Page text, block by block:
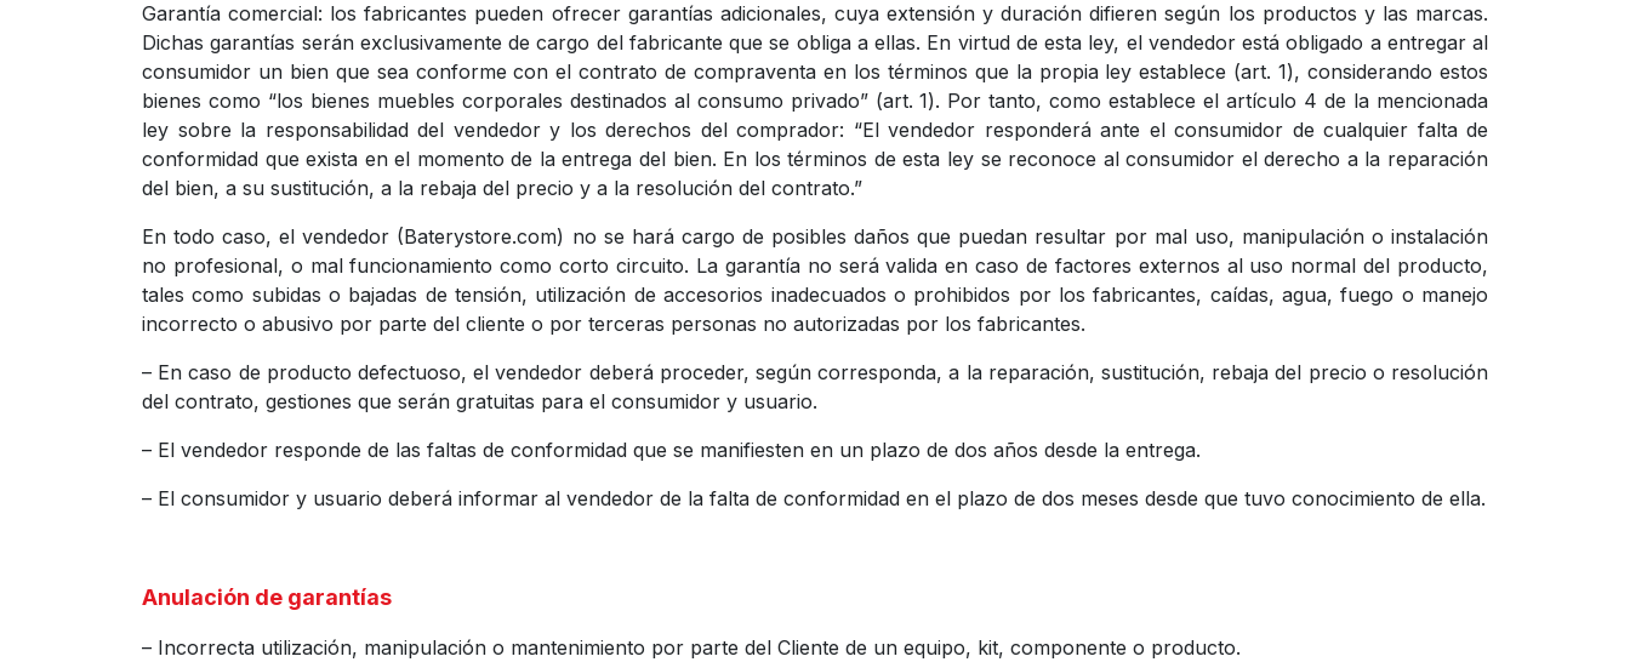
Garantía comercial: los fabricantes pueden ofrecer garantías adicionales, cuya extensión y duración difieren según los productos y las marcas.
Dichas garantías serán exclusivamente de cargo del fabricante que se obliga a ellas. En virtud de esta ley, el vendedor está obligado a entregar al
consumidor un bien que sea conforme con el contrato de compraventa en los términos que la propia ley establece (art. 1), considerando estos
bienes como “los bienes muebles corporales destinados al consumo privado” (art. 1). Por tanto, como establece el artículo 4 de la mencionada
ley sobre la responsabilidad del vendedor y los derechos del comprador: “El vendedor responderá ante el consumidor de cualquier falta de
conformidad que exista en el momento de la entrega del bien. En los términos de esta ley se reconoce al consumidor el derecho a la reparación
del bien, a su sustitución, a la rebaja del precio y a la resolución del contrato.”
En todo caso, el vendedor (Baterystore.com) no se hará cargo de posibles daños que puedan resultar por mal uso, manipulación o instalación
no profesional, o mal funcionamiento como corto circuito. La garantía no será valida en caso de factores externos al uso normal del producto,
tales como subidas o bajadas de tensión, utilización de accesorios inadecuados o prohibidos por los fabricantes, caídas, agua, fuego o manejo
incorrecto o abusivo por parte del cliente o por terceras personas no autorizadas por los fabricantes.
– En caso de producto defectuoso, el vendedor deberá proceder, según corresponda, a la reparación, sustitución, rebaja del precio o resolución
del contrato, gestiones que serán gratuitas para el consumidor y usuario.
– El vendedor responde de las faltas de conformidad que se manifiesten en un plazo de dos años desde la entrega.
– El consumidor y usuario deberá informar al vendedor de la falta de conformidad en el plazo de dos meses desde que tuvo conocimiento de ella.
Anulación de garantías
– Incorrecta utilización, manipulación o mantenimiento por parte del Cliente de un equipo, kit, componente o producto.